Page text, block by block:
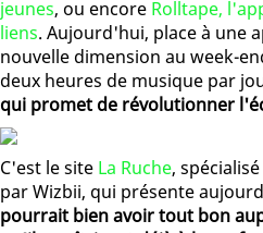
jeunes, ou encore Rolltape,
liens. Aujourd'hui, place à une
nouvelle dimension au week-
deux heures de musique par
qui promet de révolutionner
C'est le site La Ruche,
par Wizbii, qui présente
pourrait bien avoir tout bon